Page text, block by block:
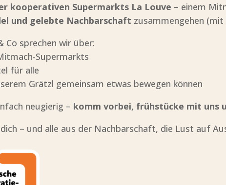
kooperativen Supermarkts La Louve – einem
und gelebte Nachbarschaft zusammengehen
Co sprechen wir über:
Supermarkts
für alle
Grätzl gemeinsam etwas bewegen können
neugierig – komm vorbei, frühstücke mit uns
– und alle aus der Nachbarschaft, die Lust auf